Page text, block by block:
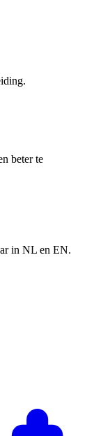
beter te
in NL en EN.